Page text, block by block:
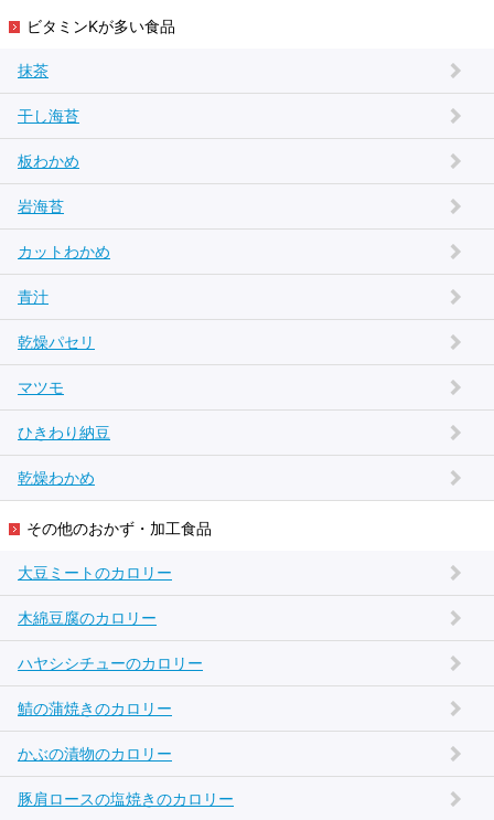
ビタミンKが多い食品
抹茶
干し海苔
板わかめ
岩海苔
カットわかめ
青汁
乾燥パセリ
マツモ
ひきわり納豆
乾燥わかめ
その他のおかず・加工食品
大豆ミートのカロリー
木綿豆腐のカロリー
ハヤシシチューのカロリー
鯖の蒲焼きのカロリー
かぶの漬物のカロリー
豚肩ロースの塩焼きのカロリー